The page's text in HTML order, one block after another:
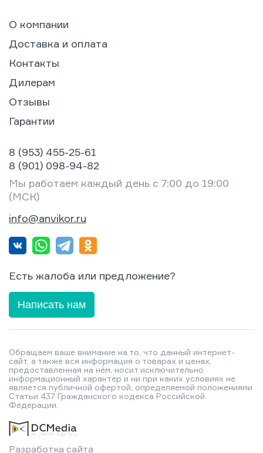
О компании
Доставка и оплата
Контакты
Дилерам
Отзывы
Гарантии
8 (953) 455-25-61
8 (901) 098-94-82
Мы работаем каждый день с 7:00 до 19:00
(МСК)
info@anvikor.ru
Есть жалоба или предложение?
Написать нам
Обращаем ваше внимание на то, что данный интернет-
сайт, а также вся информация о товарах и ценах,
предоставленная на нём, носит исключительно
информационный характер и ни при каких условиях не
является публичной офертой, определяемой положениями
Статьи 437 Гражданского кодекса Российской
Федерации.
Разработка сайта